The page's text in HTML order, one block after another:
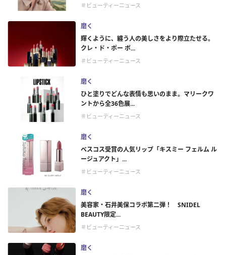
＃ビューティーニュース
磨く
輝くように、纏う人の美しさをより際立たせる。
クレ・ド・ポー ボ...
＃ビューティーニュース
磨く
ひと塗りでどんな表情も思いのまま。マリークワ
ントから全36色展...
＃ビューティーニュース
磨く
ベスコス受賞の人気リップ「キスミー フェルム ル
ージュアクト」...
＃ビューティーニュース
磨く
美容家・石井美保コラボ第二弾！ SNIDEL
BEAUTY限定...
＃ビューティーニュース
磨く